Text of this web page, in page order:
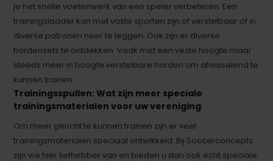
je het snelle voetenwerk van een speler verbeteren. Een
trainingsladder kan met vaste sporten zijn of verstelbaar of in
diverse patronen neer te leggen. Ook zijn er diverse
hordensets te ontdekken. Vaak met een veste hoogte maar
steeds meer in hoogte verstelbare horden om afwisselend te
kunnen trainen
Trainingsspullen: Wat zijn meer speciale
trainingsmaterialen voor uw vereniging
Om meer gericht te kunnen trainen zijn er veel
trainingsmaterialen speciaal ontwikkeld. Bij Soccerconcepts
zijn we hier liefhebber van en bieden u dan ook echt speciale